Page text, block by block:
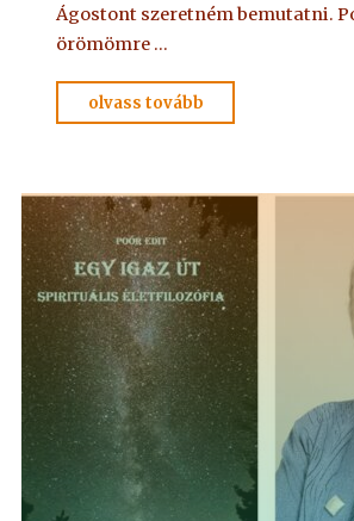
Ágostont szeretném bemutatni.
örömömre …
olvass tovább
ASZTAL
REINER
ÁGOSTON"